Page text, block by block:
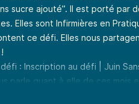
sucre ajouté”. Il est porté par
Elles sont Infirmières en
ce défi. Elles nous
: Inscription au défi | Juin
parle quant à elle de ces mois
sensibiliser chacun et de se